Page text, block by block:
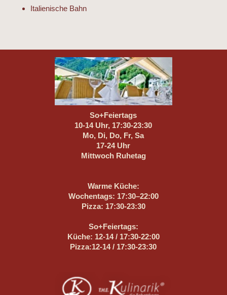
Italienische Bahn
So+Feiertags
10-14 Uhr, 17:30-23:30
Mo, Di, Do, Fr, Sa
17-24 Uhr
Mittwoch Ruhetag
Warme Küche:
Wochentags: 17:30–22:00
Pizza: 17:30-23:30
So+Feiertags:
Küche: 12-14 / 17:30-22:00
Pizza:12-14 / 17:30-23:30